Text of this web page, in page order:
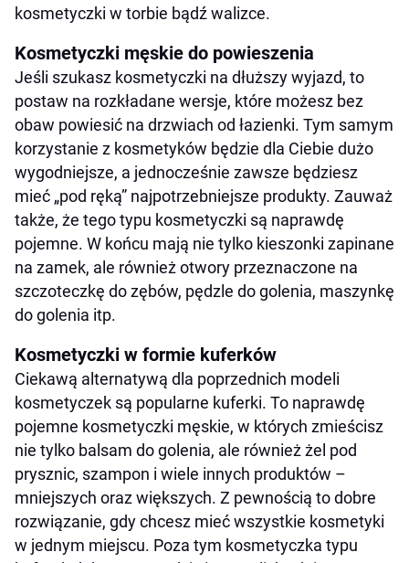
kosmetyczki w torbie bądź walizce.
Kosmetyczki męskie do powieszenia
Jeśli szukasz kosmetyczki na dłuższy wyjazd, to
postaw na rozkładane wersje, które możesz bez
obaw powiesić na drzwiach od łazienki. Tym samym
korzystanie z kosmetyków będzie dla Ciebie dużo
wygodniejsze, a jednocześnie zawsze będziesz
mieć „pod ręką” najpotrzebniejsze produkty. Zauważ
także, że tego typu kosmetyczki są naprawdę
pojemne. W końcu mają nie tylko kieszonki zapinane
na zamek, ale również otwory przeznaczone na
szczoteczkę do zębów, pędzle do golenia, maszynkę
do golenia itp.
Kosmetyczki w formie kuferków
Ciekawą alternatywą dla poprzednich modeli
kosmetyczek są popularne kuferki. To naprawdę
pojemne kosmetyczki męskie, w których zmieścisz
nie tylko balsam do golenia, ale również żel pod
prysznic, szampon i wiele innych produktów –
mniejszych oraz większych. Z pewnością to dobre
rozwiązanie, gdy chcesz mieć wszystkie kosmetyki
w jednym miejscu. Poza tym kosmetyczka typu